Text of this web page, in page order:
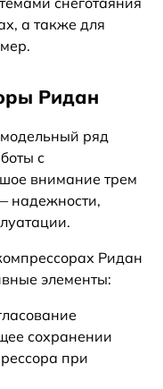
а также для
Ридан
ряд
с
внимание трем
надежности,
Ридан
элементы:
сохранении
при